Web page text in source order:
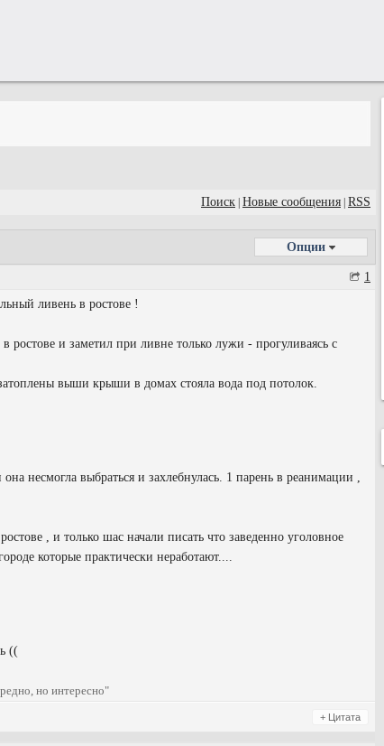
Поиск Новые сообщения RSS
Опции
1
ливень в ростове !
и заметил при ливне только лужи - прогуливаясь с
выши крыши в домах стояла вода под потолок.
несмогла выбраться и захлебнулась. 1 парень в реанимации ,
, и только шас начали писать что заведенно уголовное
которые практически неработают....
((
но интересно"
+ Цитата